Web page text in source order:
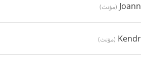
(مؤنث)
(مؤنث)